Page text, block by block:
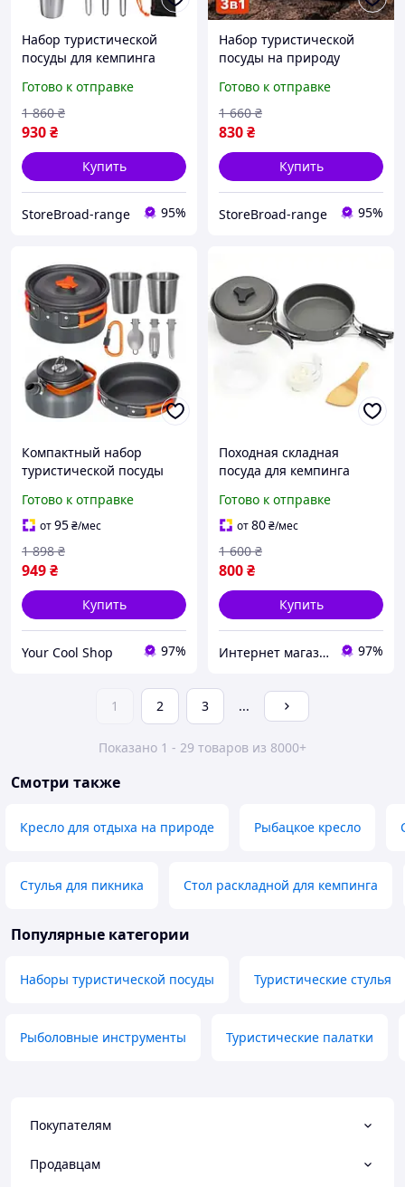
Набор туристической
посуды для кемпинга
посуды для похода
пикника и рыбалки на
природу для
путешествий
Готово к отправке
930₴
1 860 ₴
Купить
StoreBroad-range 95%
Набор туристической
посуды на природу
СКОВОРОДА для
кемпинга Посуда для
пикника похода и
рыбалки
Готово к отправке
830₴
1 660 ₴
Купить
StoreBroad-range 95%
Компактный набор
туристической посуды
нержавеющей стали
черный для пикника и
отдыха на природе
Готово к отправке
от95₴/мес
949₴
1 898 ₴
Купить
Your Cool Shop 97%
Походная складная
посуда для кемпинга
Туристический набор
посуды для горелок на
природу
Готово к отправке
от80₴/мес
800₴
1 600 ₴
Купить
Интернет магазин "Select Store" 🛒 Только качественные товары по лучшим ценам ✅ 97%
1 2 3 ...
Показано 1 - 29 товаров из 8000+
Смотри также
Кресло для отдыха на природе Рыбацкое кресло
Стулья для пикника Стол раскладной для кемпинга
Популярные категории
Наборы туристической посуды Туристические стулья
Рыболовные инструменты Туристические палатки
Покупателям
Продавцам